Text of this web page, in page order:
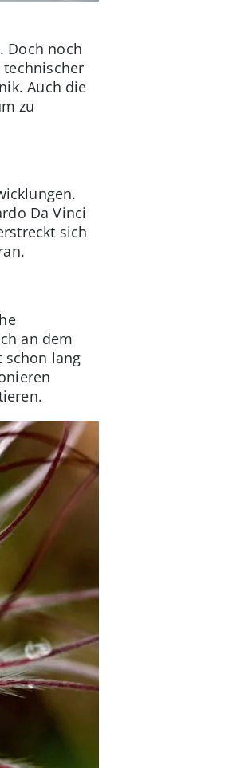
Doch noch
Auch die
zu
Da Vinci
sich
an dem
schon lang